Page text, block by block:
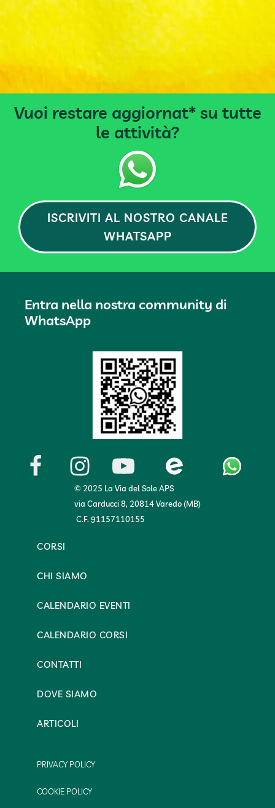
Vuoi restare aggiornat* su tutte
le attività?
ISCRIVITI AL NOSTRO CANALE
WHATSAPP
Entra nella nostra community di
WhatsApp
© 2025 La Via del Sole APS
via Carducci 8, 20814 Varedo (MB)
C.F. 91157110155
CORSI
CHI SIAMO
CALENDARIO EVENTI
CALENDARIO CORSI
CONTATTI
DOVE SIAMO
ARTICOLI
PRIVACY POLICY
COOKIE POLICY